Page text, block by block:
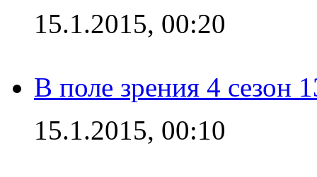
15.1.2015, 00:20
В поле зрения 4 сезон
15.1.2015, 00:10